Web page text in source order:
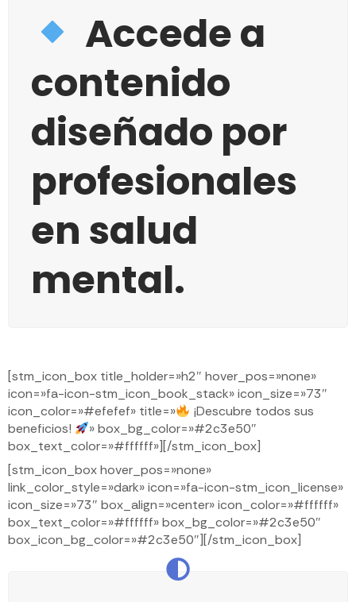
Accede a
contenido
diseñado por
profesionales
en salud
mental.
[stm_icon_box title_holder=»h2″ hover_pos=»none»
icon=»fa-icon-stm_icon_book_stack» icon_size=»73″
icon_color=»#efefef» title=»
¡Descubre todos sus
beneficios!
» box_bg_color=»#2c3e50″
box_text_color=»#ffffff»][/stm_icon_box]
[stm_icon_box hover_pos=»none»
link_color_style=»dark» icon=»fa-icon-stm_icon_license»
icon_size=»73″ box_align=»center» icon_color=»#ffffff»
box_text_color=»#ffffff» box_bg_color=»#2c3e50″
box_icon_bg_color=»#2c3e50″][/stm_icon_box]